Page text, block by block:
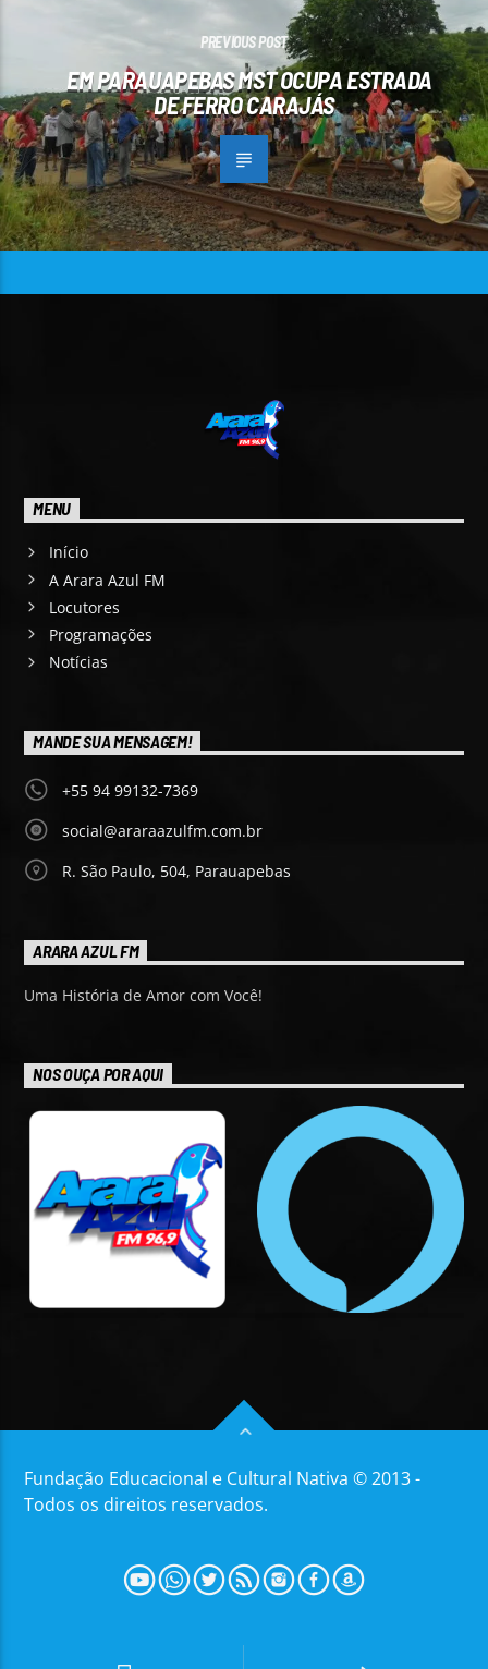
PREVIOUS POST
EM PARAUAPEBAS MST OCUPA ESTRADA
DE FERRO CARAJÁS
MENU
Início
A Arara Azul FM
Locutores
Programações
Notícias
MANDE SUA MENSAGEM!
+55 94 99132-7369
social@araraazulfm.com.br
R. São Paulo, 504, Parauapebas
ARARA AZUL FM
Uma História de Amor com Você!
NOS OUÇA POR AQUI
Fundação Educacional e Cultural Nativa © 2013 -
Todos os direitos reservados.